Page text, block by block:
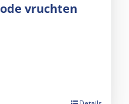
vruchten